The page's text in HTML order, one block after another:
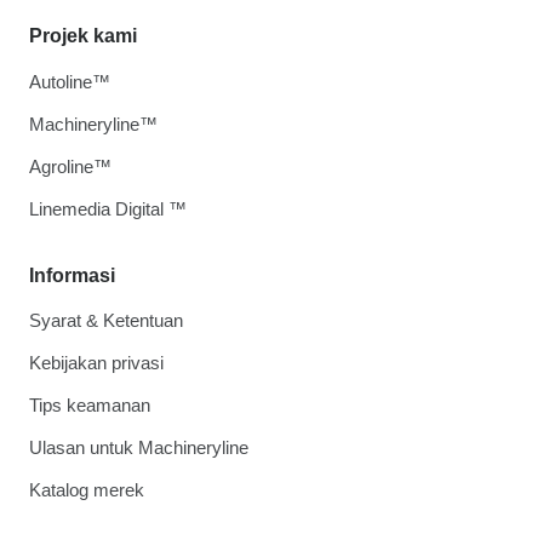
Informasi
Syarat & Ketentuan
Kebijakan privasi
Tips keamanan
Ulasan untuk Machineryline
Katalog merek
Projek kami
Autoline™
Machineryline™
Agroline™
Linemedia Digital ™